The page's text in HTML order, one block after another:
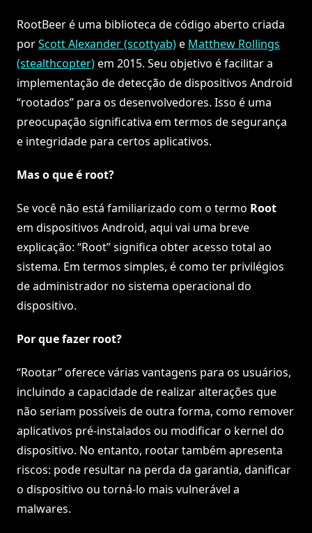
RootBeer é uma biblioteca de código aberto criada
porScott Alexander (scottyab)e Matthew Rollings
(stealthcopter)em 2015. Seu objetivo é facilitar a
implementação de detecção de dispositivos Android
“rootados” para os desenvolvedores. Isso é uma
preocupação significativa em termos de segurança
e integridade para certos aplicativos.
Mas o que é root?
Se você não está familiarizado com o termo Root
em dispositivos Android, aqui vai uma breve
explicação: “Root” significa obter acesso total ao
sistema. Em termos simples, é como ter privilégios
de administrador no sistema operacional do
dispositivo.
Por que fazer root?
“Rootar” oferece várias vantagens para os usuários,
incluindo a capacidade de realizar alterações que
não seriam possíveis de outra forma, como remover
aplicativos pré-instalados ou modificar o kernel do
dispositivo. No entanto, rootar também apresenta
riscos: pode resultar na perda da garantia, danificar
o dispositivo ou torná-lo mais vulnerável a
malwares.